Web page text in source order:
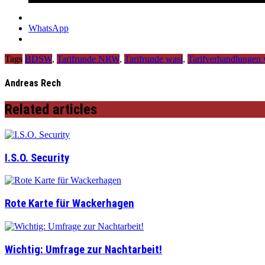
WhatsApp
Tags BDSW, Tarifrunde NRW, Tarifrunde wasi, Tarifverhandlungen
Andreas Rech
Related articles
I.S.O. Security
Rote Karte für Wackerhagen
Wichtig: Umfrage zur Nachtarbeit!